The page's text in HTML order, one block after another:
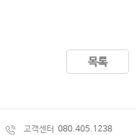
목록
고객센터 080.405.1238